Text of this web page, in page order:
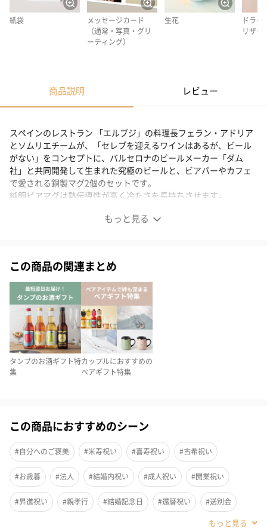
紙袋
メッセージカード
（通常・写真・グリ
ーティング）
生花
ドライ
リザー
商品説明 レビュー
もっと見る
スペインのレストラン 「エルブジ」の料理長フェラン・アドリア
とソムリエチームが、「セレブを迎えるワインはあるが、ビール
がない」をコンセプトに、バルセロナのビールメーカー「ダム
社」と共同開発して生まれた究極のビールと、ビアバーやカフェ
で愛される銅製マグ2個のセットです。
純銅ビアマグは熱伝導性が高く冷たさを長持ちさせます。
とソムリエチームが、「セレブを迎えるワインはあるが、ビール
がない」をコンセプトにして、バルセロナのビールメーカー「ダ
ム社」と共同開発して生まれた究極のビールとビアバーやカフェ
で愛される銅製マグ２個のセットです。
純銅ビアマグは熱伝導性が高く冷たさを長持ちさせます。
※20歳未満の方への酒類の販売はいたしません。
究極のビール
世界一予約のとれないといわれるスペインの超高級3つ星レストラ
ン 「エルブジ」!!その料理長フェラン・アドリアとソムリエチー
ムが、「セレブを迎えるワインはあるが、ビールがない」をコン
セプトにして、バルセロナNo.１のビールメーカー「ダム社」と共
同開発して生まれた究極のビールです！まるでシャンパンのよう
この商品の関連まとめ
タンプのお酒ギフト特
集
カップルにおすすめの
ペアギフト特集
この商品におすすめのシーン
#自分へのご褒美 #米寿祝い #喜寿祝い #古希祝い
#お歳暮 #法人 #結婚内祝い #成人祝い #開業祝い
#昇進祝い #親孝行 #結婚記念日 #還暦祝い #送別会
#ホワイトデー